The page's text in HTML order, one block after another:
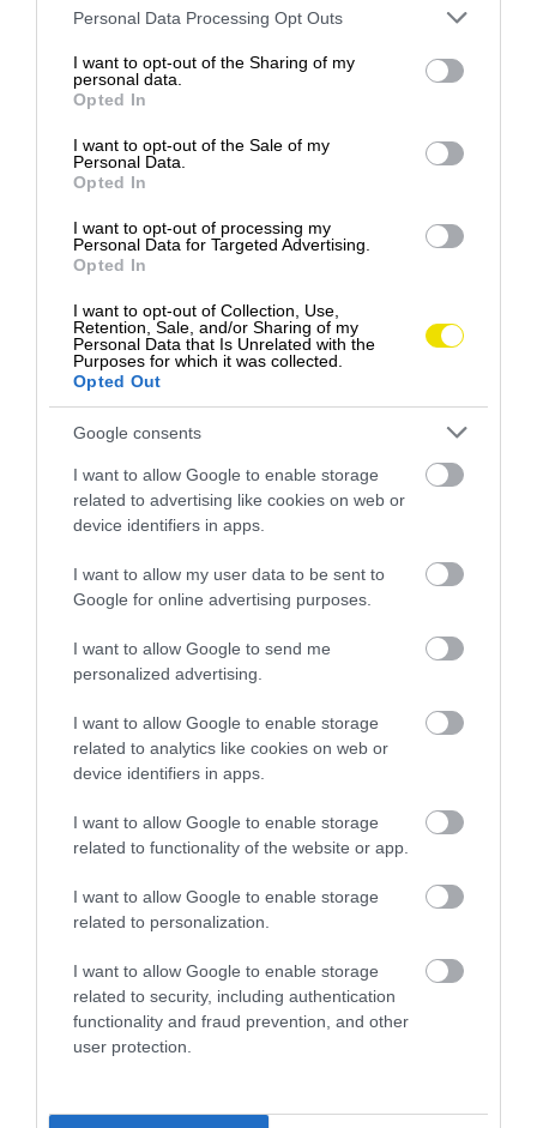
Please note that this website/app uses one or more Google
not limited to your visit or usage behaviour. You may click to
grant or deny consent to Google and its third-party tags to
use your data for below specified purposes in below Google
consent section.
Personal Data Processing Opt Outs
I want to opt-out of the Sharing of my
personal data.
Opted In
I want to opt-out of the Sale of my
Personal Data.
Opted In
I want to opt-out of processing my
Personal Data for Targeted Advertising.
Opted In
I want to opt-out of Collection, Use,
Retention, Sale, and/or Sharing of my
Personal Data that Is Unrelated with the
Purposes for which it was collected.
Opted Out
Google consents
I want to allow Google to enable storage
related to advertising like cookies on web or
device identifiers in apps.
I want to allow my user data to be sent to
Google for online advertising purposes.
I want to allow Google to send me
personalized advertising.
I want to allow Google to enable storage
related to analytics like cookies on web or
device identifiers in apps.
I want to allow Google to enable storage
related to functionality of the website or app.
I want to allow Google to enable storage
related to personalization.
I want to allow Google to enable storage
related to security, including authentication
functionality and fraud prevention, and other
user protection.
Na druhom mieste sa umiestnilaFlorencia
s
celkovým skóre 7,86 a takmer 11 000 ročnými
vyhľadávaniami súvisiacimi so svadbami. Na 100 000
obyvateľov tu pripadá 79 romantických reštaurácií a
67 romantických hotelov, pričom počet aktivít pre
páry sa odhaduje na 62.